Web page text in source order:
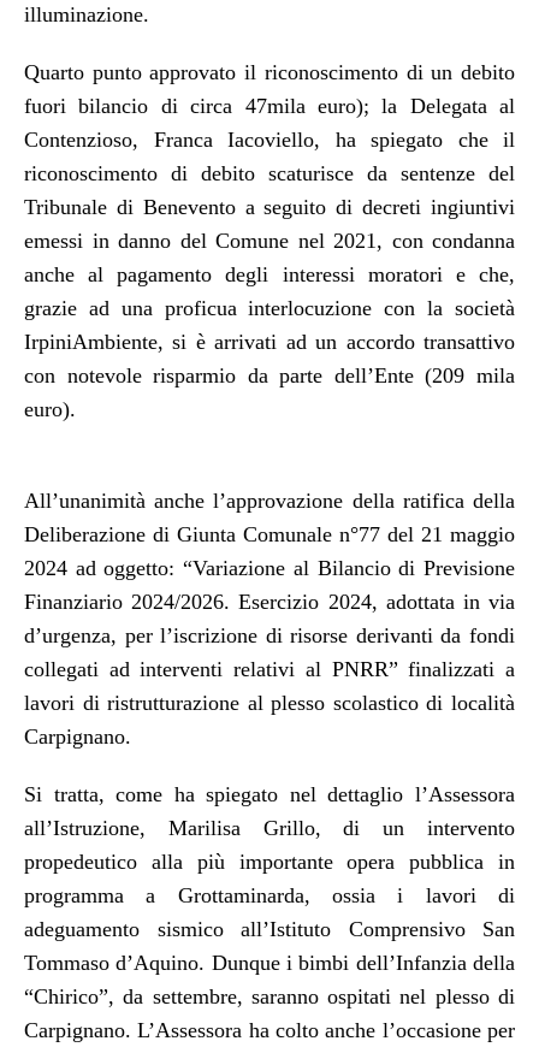
illuminazione.
Quarto punto approvato il riconoscimento di un debito
fuori bilancio di circa 47mila euro); la Delegata al
Contenzioso, Franca Iacoviello, ha spiegato che il
riconoscimento di debito scaturisce da sentenze del
Tribunale di Benevento a seguito di decreti ingiuntivi
emessi in danno del Comune nel 2021, con condanna
anche al pagamento degli interessi moratori e che,
grazie ad una proficua interlocuzione con la società
IrpiniAmbiente, si è arrivati ad un accordo transattivo
con notevole risparmio da parte dell’Ente (209 mila
euro).
All’unanimità anche l’approvazione della ratifica della
Deliberazione di Giunta Comunale n°77 del 21 maggio
2024 ad oggetto: “Variazione al Bilancio di Previsione
Finanziario 2024/2026. Esercizio 2024, adottata in via
d’urgenza, per l’iscrizione di risorse derivanti da fondi
collegati ad interventi relativi al PNRR” finalizzati a
lavori di ristrutturazione al plesso scolastico di località
Carpignano.
Si tratta, come ha spiegato nel dettaglio l’Assessora
all’Istruzione, Marilisa Grillo, di un intervento
propedeutico alla più importante opera pubblica in
programma a Grottaminarda, ossia i lavori di
adeguamento sismico all’Istituto Comprensivo San
Tommaso d’Aquino. Dunque i bimbi dell’Infanzia della
“Chirico”, da settembre, saranno ospitati nel plesso di
Carpignano. L’Assessora ha colto anche l’occasione per